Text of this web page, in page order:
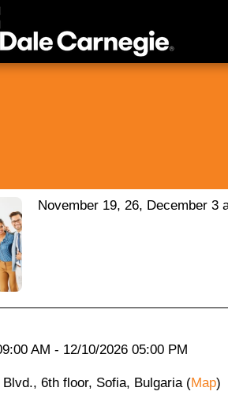
November 19, 26, December 3
AM - 12/10/2026 05:00 PM
Blvd., 6th floor, Sofia, Bulgaria (Map)